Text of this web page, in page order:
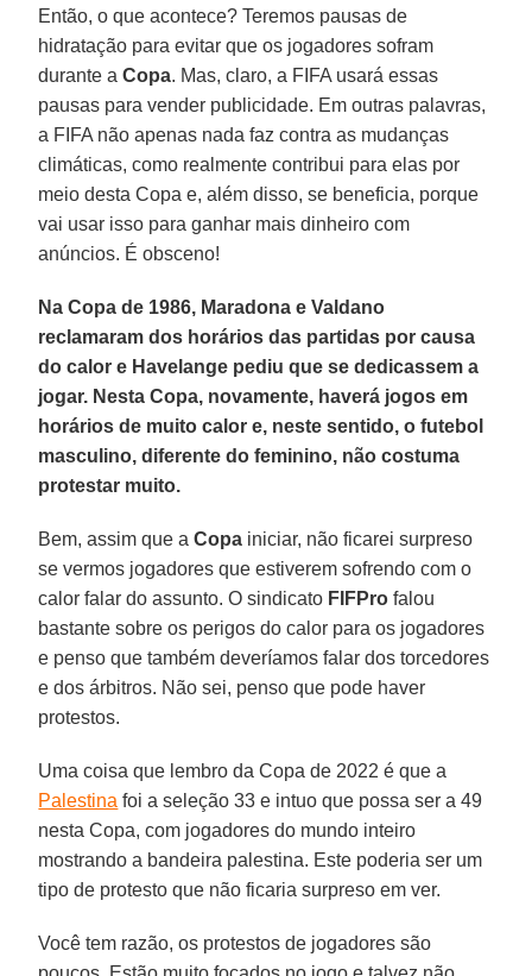
Então, o que acontece? Teremos pausas de
hidratação para evitar que os jogadores sofram
durante aCopa. Mas, claro, a FIFA usará essas
pausas para vender publicidade. Em outras palavras,
a FIFA não apenas nada faz contra as mudanças
climáticas, como realmente contribui para elas por
meio desta Copa e, além disso, se beneficia, porque
vai usar isso para ganhar mais dinheiro com
anúncios. É obsceno!
Na Copa de 1986, Maradona e Valdano
reclamaram dos horários das partidas por causa
do calor e Havelange pediu que se dedicassem a
jogar. Nesta Copa, novamente, haverá jogos em
horários de muito calor e, neste sentido, o futebol
masculino, diferente do feminino, não costuma
protestar muito.
Bem, assim que aCopa iniciar, não ficarei surpreso
se vermos jogadores que estiverem sofrendo com o
calor falar do assunto. O sindicato FIFPro falou
bastante sobre os perigos do calor para os jogadores
e penso que também deveríamos falar dos torcedores
e dos árbitros. Não sei, penso que pode haver
protestos.
Uma coisa que lembro da Copa de 2022 é que a
Palestina foi a seleção 33 e intuo que possa ser a 49
nesta Copa, com jogadores do mundo inteiro
mostrando a bandeira palestina. Este poderia ser um
tipo de protesto que não ficaria surpreso em ver.
Você tem razão, os protestos de jogadores são